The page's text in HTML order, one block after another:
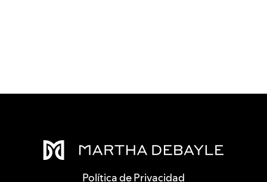
Política de Privacidad